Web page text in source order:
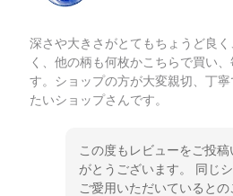
深さや大きさがとてもちょうど良
く、他の柄も何枚かこちらで買い
す。ショップの方が大変親切、丁
たいショップさんです。
この度もレビューをご投
がとうございます。 同じ
ご愛用いただいていると